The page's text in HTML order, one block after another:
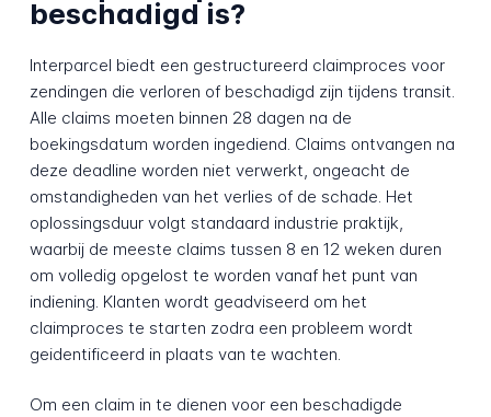
beschadigd is?
Interparcel biedt een gestructureerd claimproces voor
zendingen die verloren of beschadigd zijn tijdens transit.
Alle claims moeten binnen 28 dagen na de
boekingsdatum worden ingediend. Claims ontvangen na
deze deadline worden niet verwerkt, ongeacht de
omstandigheden van het verlies of de schade. Het
oplossingsduur volgt standaard industrie praktijk,
waarbij de meeste claims tussen 8 en 12 weken duren
om volledig opgelost te worden vanaf het punt van
indiening. Klanten wordt geadviseerd om het
claimproces te starten zodra een probleem wordt
geidentificeerd in plaats van te wachten.
Om een claim in te dienen voor een beschadigde